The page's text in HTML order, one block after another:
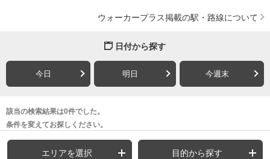
ウォーカープラス掲載の駅・路線について
日付から探す
今日 明日 今週末
該当の検索結果は0件でした。
条件を変えてお探しください。
エリアを選択 目的から探す